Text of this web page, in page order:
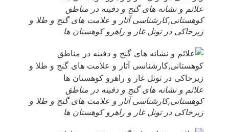
علائم و نشانه های گنج و دفینه در مناطق
کوهستانی,کارشناسی آثار و علامت های گنج و طلا و
زیرخاکی در تونل غار و راهرو کوهستان ها
علائم و نشانه های گنج و دفینه در مناطق
کوهستانی,کارشناسی آثار و علامت های گنج و طلا و
زیرخاکی در تونل غار و راهرو کوهستان ها